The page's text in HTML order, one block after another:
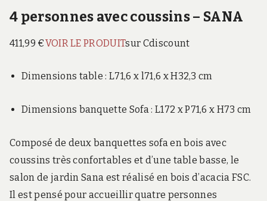
4 personnes avec coussins – SANA
411,99 €VOIR LE PRODUITsur Cdiscount
Dimensions table : L71,6 x l71,6 x H32,3 cm
Dimensions banquette Sofa : L172 x P71,6 x H73 cm
Composé de deux banquettes sofa en bois avec
coussins très confortables et d’une table basse, le
salon de jardin Sana est réalisé en bois d’acacia FSC.
Il est pensé pour accueillir quatre personnes